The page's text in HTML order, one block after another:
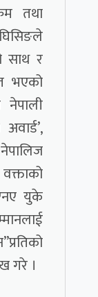
तथा
साथ र
भएको
नेपाली
युके
गरे ।